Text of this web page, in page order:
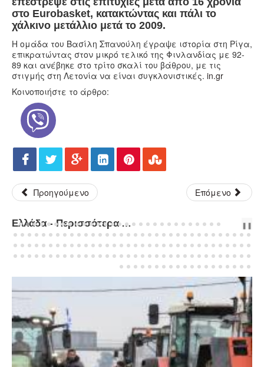
στο Eurobasket, κατακτώντας και πάλι το
χάλκινο μετάλλιο μετά το 2009.
Η ομάδα του Βασίλη Σπανούλη έγραψε ιστορία στη Ρίγα,
επικρατώντας στον μικρό τελικό της Φινλανδίας με 92-
89 και ανέβηκε στο τρίτο σκαλί του βάθρου, με τις
στιγμής στη Λετονία να είναι συγκλονιστικές. in.gr
Κοινοποιήστε το άρθρο:
Προηγούμενο Επόμενο
Ελλάδα - Περισσότερα Άρθρα... PREVNEXT
❚❚